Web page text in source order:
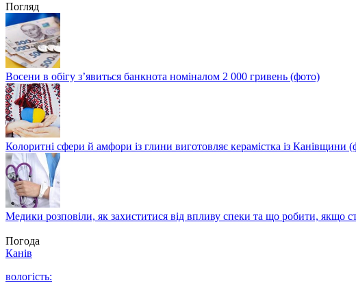
Погляд
Восени в обігу з’явиться банкнота номіналом 2 000 гривень (фото)
Колоритні сфери й амфори із глини виготовляє керамістка із Канівщини
Медики розповіли, як захиститися від впливу спеки та що робити, якщо
Погода
Канів
вологість: